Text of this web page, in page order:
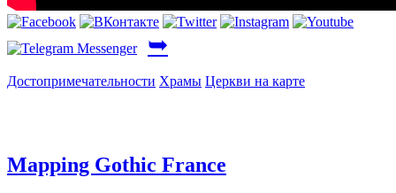
➥
Достопримечательности Храмы Церкви на карте
Mapping Gothic France